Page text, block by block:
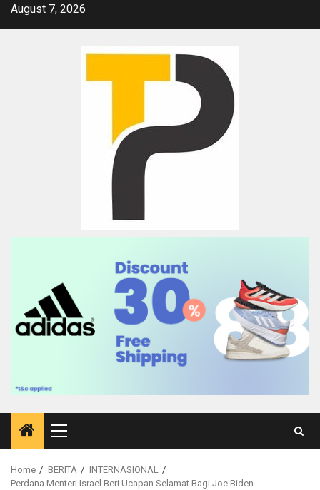
SkipAugust 7, 2026
Primary
Menu
Home BERITA
INTERNASIONAL
Perdana Menteri Israel Beri Ucapan Selamat Bagi Joe Biden